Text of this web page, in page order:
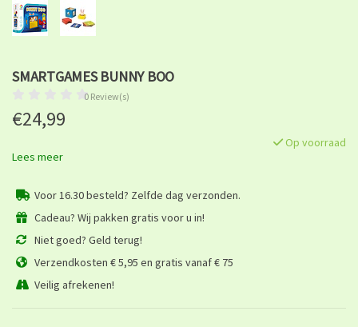
SMARTGAMES BUNNY BOO
0 Review(s)
€24,99
Op voorraad
Lees meer
Voor 16.30 besteld? Zelfde dag verzonden.
Cadeau? Wij pakken gratis voor u in!
Niet goed? Geld terug!
Verzendkosten € 5,95 en gratis vanaf € 75
Veilig afrekenen!